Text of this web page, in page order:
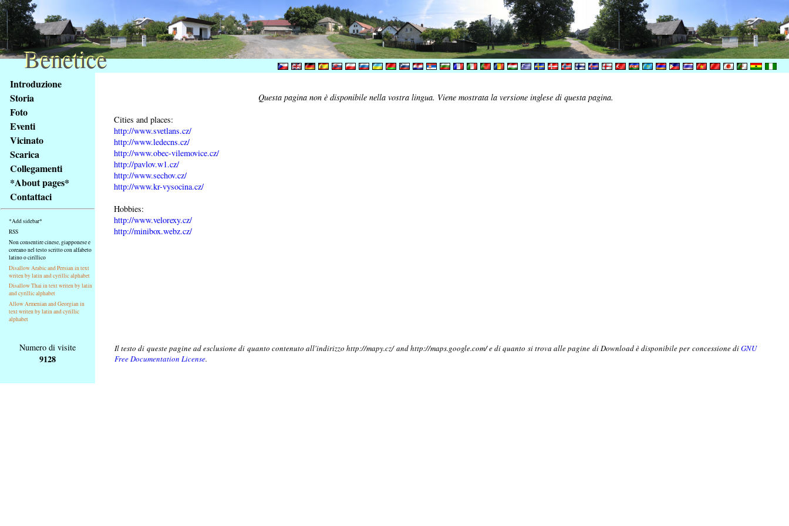
obsah
stránky
Klávesové
zkratky
tomto
webu
základní
Hlavní
strana
Introduzione
Storia
Foto
Eventi
Vicinato
Scarica
Collegamenti
*About pages*
Contattaci
*Add sidebar*
RSS
Non consentire cinese, giapponese e
coreano nel testo scritto con alfabeto
latino o cirillico
Disallow Arabic and Persian in text
writen by latin and cyrillic alphabet
Disallow Thai in text writen by latin
and cyrillic alphabet
Allow Armenian and Georgian in
text writen by latin and cyrillic
alphabet
Questa pagina non è disponibile nella vostra lingua. Viene mostrata la versione inglese di questa pagina.
Cities and places:
http://www.svetlans.cz/
http://www.ledecns.cz/
http://www.obec-vilemovice.cz/
http://pavlov.w1.cz/
http://www.sechov.cz/
http://www.kr-vysocina.cz/
Hobbies:
http://www.velorexy.cz/
http://minibox.webz.cz/
Numero di visite
9128
Il testo di queste pagine ad esclusione di quanto contenuto all'indirizzo http://mapy.cz/ and http://maps.google.com/ e di quanto si trova alle pagine di Download è disponibile per concessione diGNU
Free Documentation License.
Benetice
Benetice